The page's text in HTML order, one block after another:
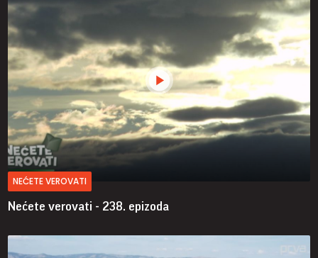
NEĆETE VEROVATI
Nećete verovati - 238. epizoda